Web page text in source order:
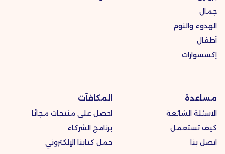
جمال
الهدوء والنوم
أطفال
إكسسوارات
مساعدة
الاسئلة الشائعة
كيف تستعمل
اتصل بنا
المكافآت
احصل على منتجات مجانًا
برنامج الشركاء
حمل كتابنا الإلكتروني